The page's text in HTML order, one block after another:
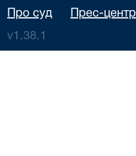
Про суд Прес-центр
v1.38.1